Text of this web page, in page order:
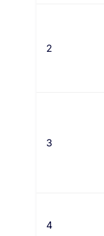
2
3
4